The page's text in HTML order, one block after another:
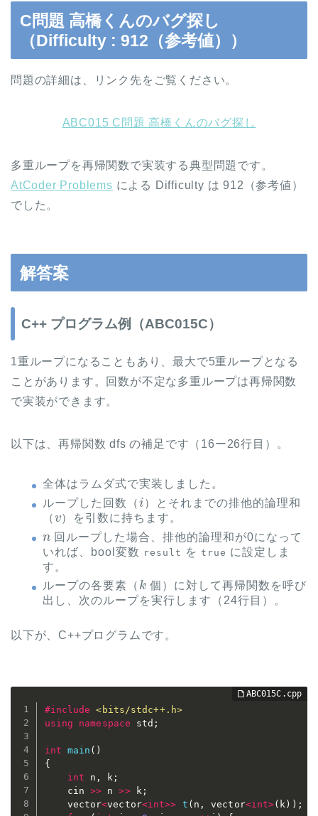
C問題 高橋くんのバグ探し
（Difficulty : 912（参考値））
問題の詳細は、リンク先をご覧ください。
ABC015 C問題 高橋くんのバグ探し
多重ループを再帰関数で実装する典型問題です。
AtCoder Problems による Difficulty は 912（参考値）
でした。
解答案
C++ プログラム例（ABC015C）
1重ループになることもあり、最大で5重ループとなる
ことがあります。回数が不定な多重ループは再帰関数
で実装ができます。
以下は、再帰関数 dfs の補足です（16ー26行目）。
全体はラムダ式で実装しました。
ループした回数（
i
）とそれまでの排他的論理和
（
）を引数に持ちます。
回ループした場合、排他的論理和が0になって
いれば、bool変数 result を true に設定しま
す。
ループの各要素（
k
個）に対して再帰関数を呼び
出し、次のループを実行します（24行目）。
以下が、C++プログラムです。
#include
<bits/stdc++.h>
using
namespace std ;
int main ( )
{
int n , k ;
	cin
>> n >> k ;
	vector
<vector<int>> t ( n , vector<int>( k ) ) ;